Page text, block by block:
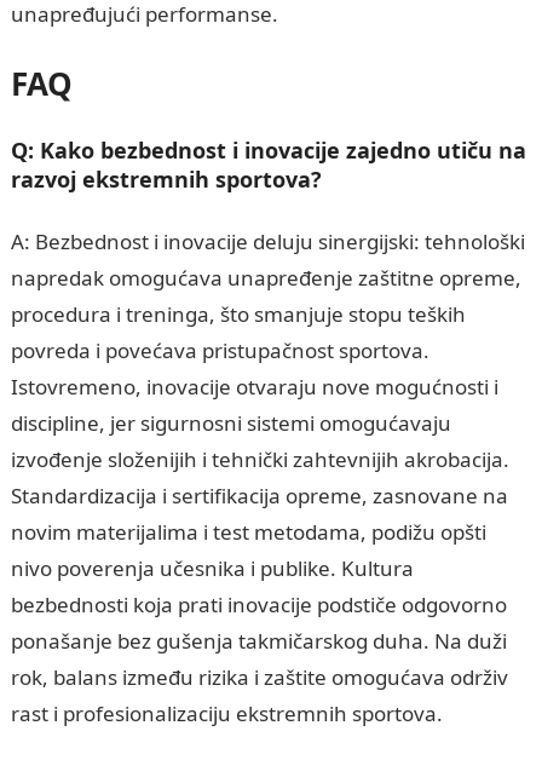
unapređujući performanse.
FAQ
Q: Kako bezbednost i inovacije zajedno utiču na
razvoj ekstremnih sportova?
A: Bezbednost i inovacije deluju sinergijski: tehnološki
napredak omogućava unapređenje zaštitne opreme,
procedura i treninga, što smanjuje stopu teških
povreda i povećava pristupačnost sportova.
Istovremeno, inovacije otvaraju nove mogućnosti i
discipline, jer sigurnosni sistemi omogućavaju
izvođenje složenijih i tehnički zahtevnijih akrobacija.
Standardizacija i sertifikacija opreme, zasnovane na
novim materijalima i test metodama, podižu opšti
nivo poverenja učesnika i publike. Kultura
bezbednosti koja prati inovacije podstiče odgovorno
ponašanje bez gušenja takmičarskog duha. Na duži
rok, balans između rizika i zaštite omogućava održiv
rast i profesionalizaciju ekstremnih sportova.